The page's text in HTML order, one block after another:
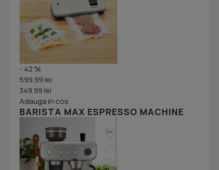
- 42 %
599.99 lei
349.99 lei
Adauga in cos
BARISTA MAX ESPRESSO MACHINE